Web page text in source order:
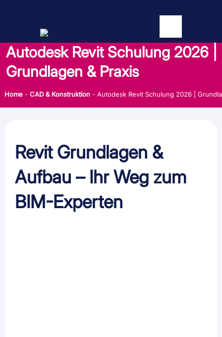
Autodesk Revit Schulung 2026 |
Grundlagen & Praxis
Home - CAD & Konstruktion - Autodesk Revit Schulung 2026 |
Revit Grundlagen &
Aufbau – Ihr Weg zum
BIM-Experten